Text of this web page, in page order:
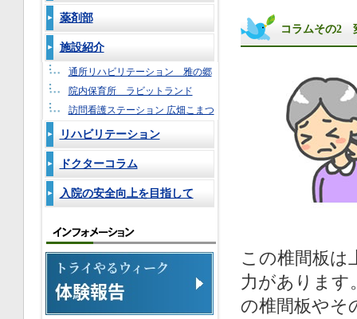
薬剤部
施設紹介
通所リハビリテーション 雅の郷
院内保育所 ラビットランド
訪問看護ステーション 広畑こまつ
リハビリテーション
ドクターコラム
入院の安全向上を目指して
コラムその7
コラムその9
コラムその10
コラムその11
コラムその12
コラムその13
コラムその2
この椎間板は
力があります
の椎間板やそ